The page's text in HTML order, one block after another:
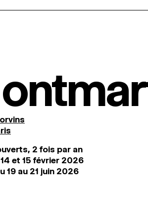
2 fois par an
14 et 15 février 2026
19 au 21 juin 2026